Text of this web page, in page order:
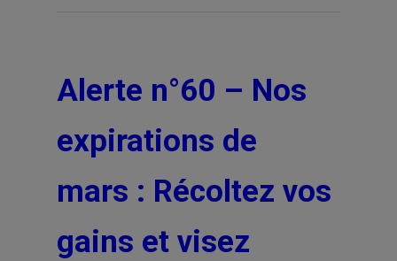
Alerte n°60 – Nos
expirations de
mars : Récoltez vos
gains et visez